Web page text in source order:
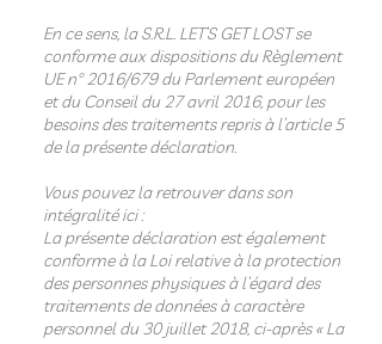
En ce sens, la S.R.L. LET’S GET LOST se
conforme aux dispositions du Règlement
UE n° 2016/679 du Parlement européen
et du Conseil du 27 avril 2016, pour les
besoins des traitements repris à l’article 5
de la présente déclaration.
Vous pouvez la retrouver dans son
intégralité ici :
La présente déclaration est également
conforme à la Loi relative à la protection
des personnes physiques à l’égard des
traitements de données à caractère
personnel du 30 juillet 2018, ci-après « La